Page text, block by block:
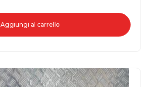
Aggiungi al carrello